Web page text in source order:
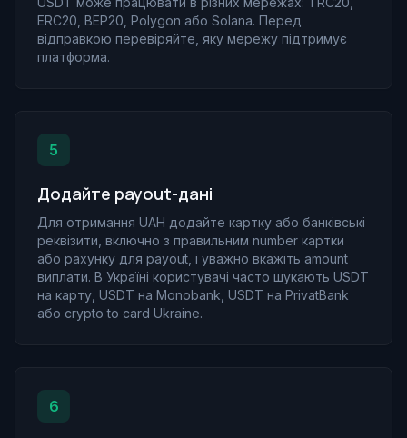
ERC20, BEP20, Polygon або Solana. Перед
відправкою перевіряйте, яку мережу підтримує
платформа.
5
Додайте payout-дані
Для отримання UAH додайте картку або банківські
реквізити, включно з правильним number картки
або рахунку для payout, і уважно вкажіть amount
виплати. В Україні користувачі часто шукають USDT
на карту, USDT на Monobank, USDT на PrivatBank
або crypto to card Ukraine.
6